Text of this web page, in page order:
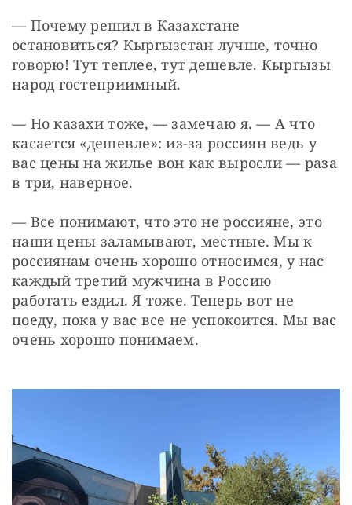
— Почему решил в Казахстане
остановиться? Кыргызстан лучше, точно
говорю! Тут теплее, тут дешевле. Кыргызы
народ гостеприимный.
— Но казахи тоже, — замечаю я. — А что
касается «дешевле»: из-за россиян ведь у
вас цены на жилье вон как выросли — раза
в три, наверное.
— Все понимают, что это не россияне, это
наши цены заламывают, местные. Мы к
россиянам очень хорошо относимся, у нас
каждый третий мужчина в Россию
работать ездил. Я тоже. Теперь вот не
поеду, пока у вас все не успокоится. Мы вас
очень хорошо понимаем.